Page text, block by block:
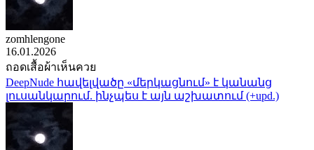
zomhlengone
16.01.2026
ถอดเสื้อผ้าเห็นควย
DeepNude հավելվածը «մերկացնում» է կանանց
լուսանկարում. ինչպես է այն աշխատում (+upd.)